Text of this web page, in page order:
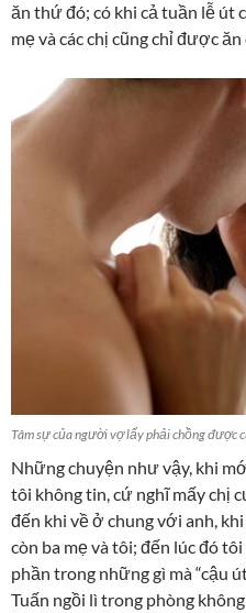
ăn thứ đó; có khi cả tuần lễ út
mẹ và các chị cũng chỉ được
Tâm sự của người vợ lấy phải chồng được
Những chuyện như vậy, khi
tôi không tin, cứ nghĩ mấy chị
đến khi về ở chung với anh,
còn ba mẹ và tôi; đến lúc đó
phần trong những gì mà “cậu
Tuấn ngồi lì trong phòng